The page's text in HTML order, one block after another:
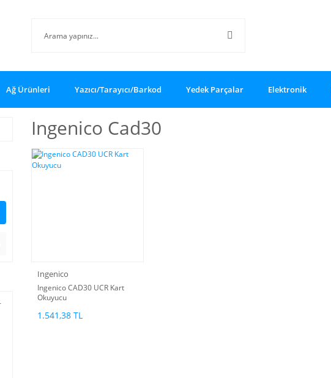
Ağ Ürünleri Yazıcı/Tarayıcı/Barkod Yedek Parçalar Elektronik
Ingenico Cad30
Ingenico
Ingenico CAD30 UCR Kart
Okuyucu
1.541,38 TL